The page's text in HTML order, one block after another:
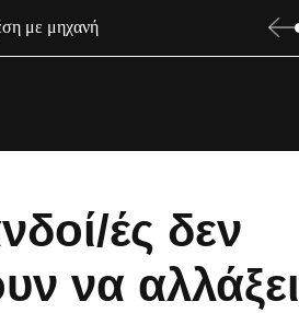
με μηχανή
ές δεν
να αλλάξει